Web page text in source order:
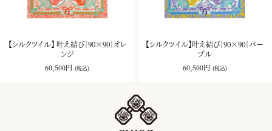
【シルクツイル】 叶え結び｜90×90｜オレ
ンジ
60,500円 (税込)
【シルクツイル】叶え結び｜90×90｜パー
プル
60,500円 (税込)